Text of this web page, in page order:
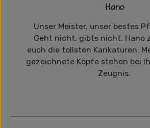
Hano
Unser Meister, unser bestes
Geht nicht, gibts nicht. Hano
euch die tollsten Karikaturen.
gezeichnete Köpfe stehen bei
Zeugnis.